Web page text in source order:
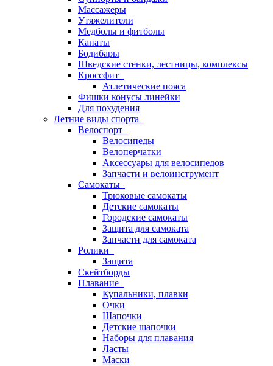
Массажеры
Утяжелители
Медболы и фитболы
Канаты
Бодибары
Шведские стенки, лестницы, комплексы
Кроссфит
Атлетические пояса
Фишки конусы линейки
Для похудения
Летние виды спорта
Велоспорт
Велосипеды
Велоперчатки
Аксессуары для велосипедов
Запчасти и велоинструмент
Самокаты
Трюковые самокаты
Детские самокаты
Городские самокаты
Защита для самоката
Запчасти для самоката
Ролики
Защита
Скейтборды
Плавание
Купальники, плавки
Очки
Шапочки
Детские шапочки
Наборы для плавания
Ласты
Маски